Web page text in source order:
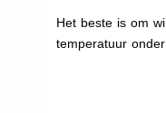
Het beste is om
temperatuur